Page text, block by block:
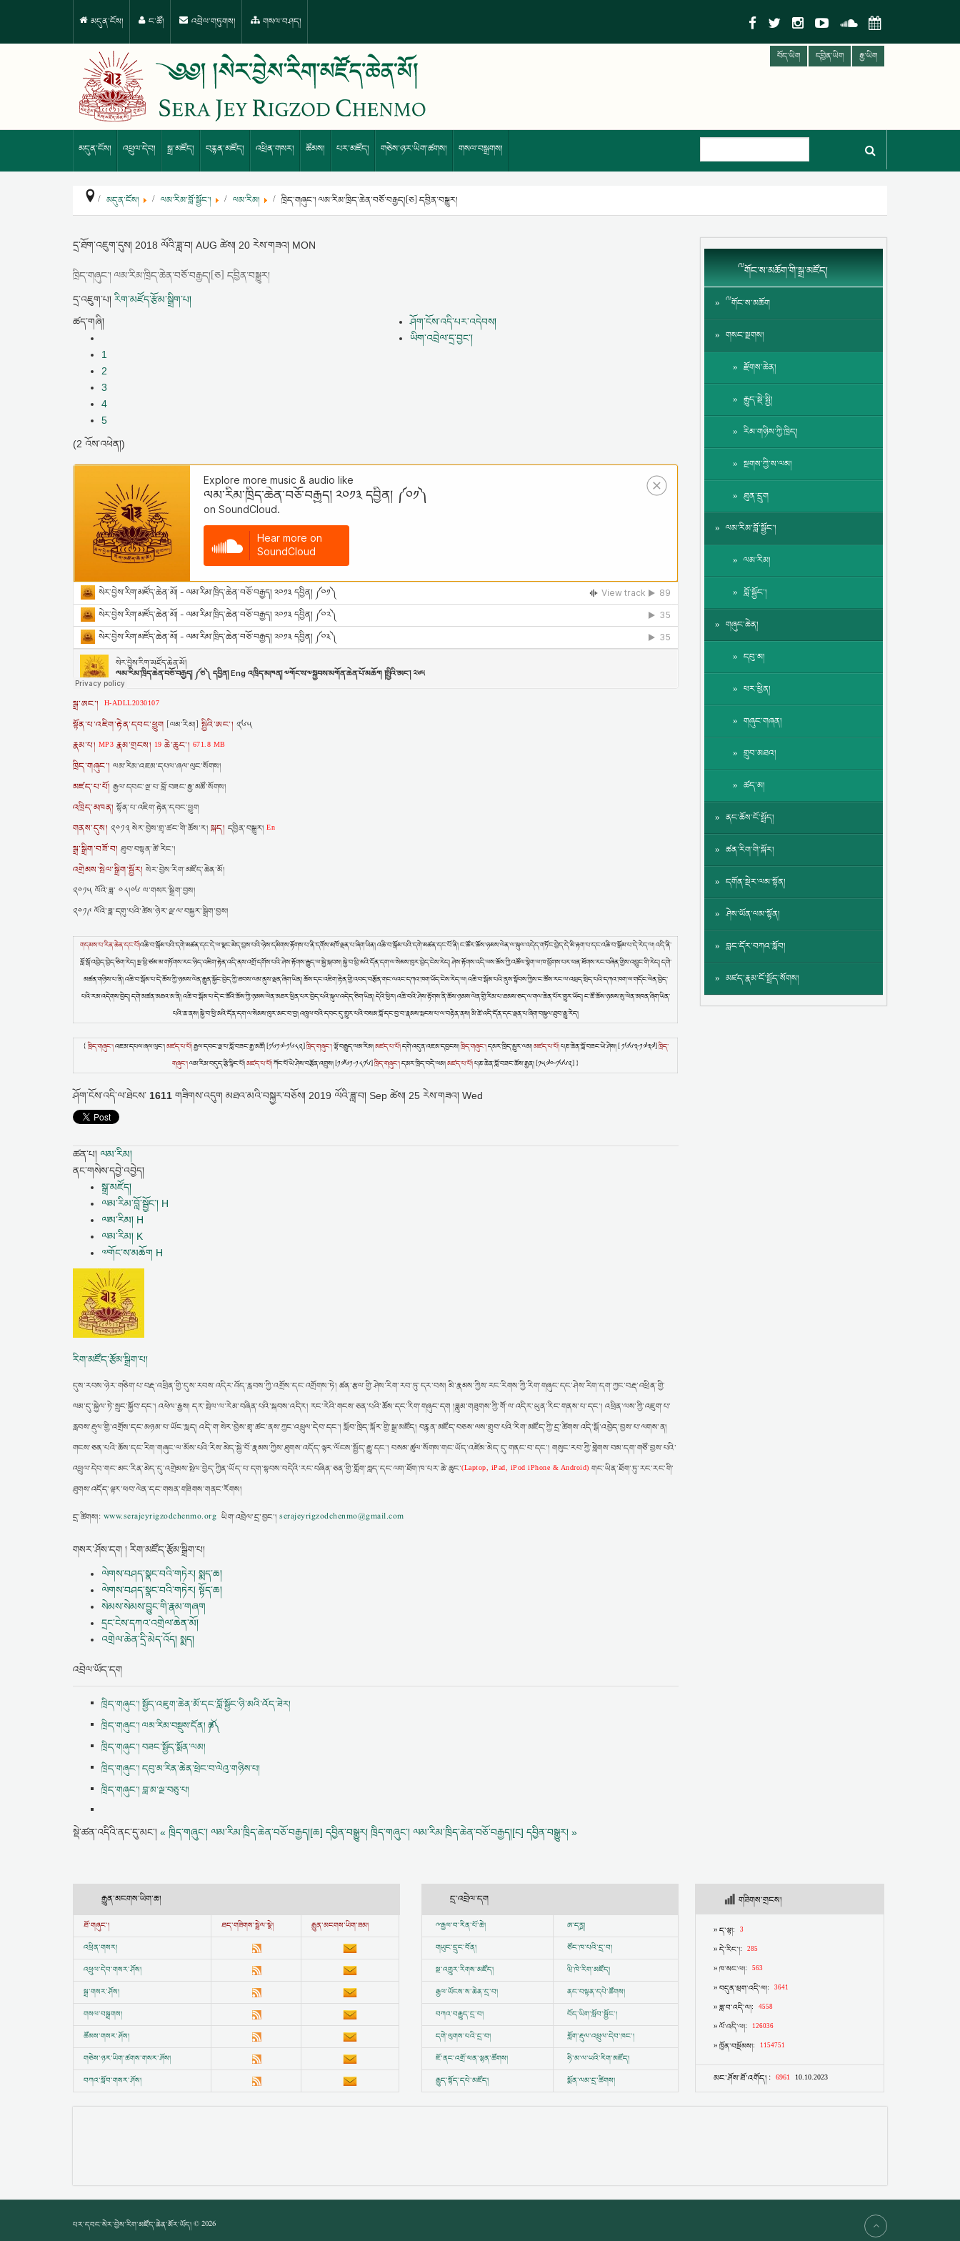
མདུན་ངོས། ང་ཚོ། འབྲེལ་གཏུགས། གསལ་བཤད།
བོད་ཡིག དབྱིན་ཡིག རྒྱ་ཡིག
མདུན་ངོས། འཕྲུལ་དེབ། སྒྲ་མཛོད། བརྙན་མཛོད། འཕྲིན་གསར། ཚོམས། པར་མཛོད། གཅེས་ཉར་ཡིག་ཚགས། གསལ་བསྒྲགས།
མདུན་ངོས། ལམ་རིམ་བློ་སྦྱོང་། ལམ་རིམ། ཁྲིད་གཞུང་། ལམ་རིམ་ཁྲིད་ཆེན་བཅོ་བརྒྱད།[ཅ] དབྱིན་བསྒྱུར།
དྲ་ཐོག་འཇུག་དུས། 2018 ལོའི་ཟླ་བ། AUG ཚེས། 20 རེས་གཟའ། MON
ཁྲིད་གཞུང་། ལམ་རིམ་ཁྲིད་ཆེན་བཅོ་བརྒྱད།[ཅ] དབྱིན་བསྒྱུར།
དྲ་འཇུག་པ། རིག་མཛོད་རྩོམ་སྒྲིག་པ།
ཤོག་ངོས་འདི་པར་འདེབས།
ཡིག་འབྲེལ་དྲ་བྱང་།
ཚད་གཞི།
1
2
3
4
5
(2 འོས་འཕེན།)
སྒྲ་ཨང་། H-ADLL2030107
སྟོན་པ་འཇིག་རྟེན་དབང་ཕྱུག [ལམ་རིམ།] སྤྱིའི་ཨང་། ༢༦༥
རྣམ་པ། MP3 རྣམ་གྲངས། 19 ཆེ་ཆུང་། 671.8 MB
ཁྲིད་གཞུང་། ལམ་རིམ་འཇམ་དཔལ་ཞལ་ལུང་སོགས།
མཛད་པ་པོ། རྒྱལ་དབང་ལྔ་པ་བློ་བཟང་རྒྱ་མཚོ་སོགས།
འཁྲིད་མཁན། སྟོན་པ་འཇིག་རྟེན་དབང་ཕྱུག
གནས་དུས། ༢༠༡༣ སེར་བྱེས་གྲྭ་ཚང་གི་ཆོས་ར། སྐད། དབྱིན་བསྒྱུར།En
སྒྲ་སྒྲིག་བཟོ་བ། ཐུབ་བསྟན་ཚེ་རིང་།
འགྲེམས་སྤེལ་སྒྲིག་སྦྱོར། སེར་བྱེས་རིག་མཛོད་ཆེན་མོ།
༢༠༡༥ ལོའི་ཟླ་ ༠༨།༠༦ ལ་གསར་སྒྲིག་བྱས།
༢༠༡༩ ལོའི་ཟླ་དགུ་པའི་ཚེས་ཉེར་ལྔ་ལ་བསྐྱར་སྒྲིག་བྱས།
གདམས་པ་རིན་ཆེན་དང་པོ།འཆི་བ་སྒོམ་པའི་དགེ་མཚན་དང་དེ་ལ་སྣང་མེད་བྱས་པའི་ཉེས་དམིགས་རྟོགས་པ་ནི་དགོས་མཁོ་ལྡན་པ་ཞིག་ཡིན། འཆི་བ་སྒོམ་པའི་དགེ་མཚན་དང་པོ་ནི། ང་ཚོར་ཆོས་ཉམས་ལེན་ལ་སྐུལ་འདེད་གཏོང་བྱེད་དེ་མི་རྟག་པ་དང་འཆི་བ་སྒོམ་པ་དེ་རེད་ལ། འདི་ནི་
བློ་སྒོ་འབྱེད་བྱེད་ཅིག་རེད། སྔ་ཕྱི་ཙམ་མ་གཏོགས་རང་ཉིད་འཇིག་རྟེན་འདི་ནས་འགྲོ་དགོས་པའི་ཤེས་རྟོགས་རྒྱུད་ལ་སྐྱེ་སྐབས། སྐྱེ་བ་ཕྱི་མའི་དོན་དག་ལ་སེམས་ཁུར་བྱེད་ངེས་རེད། ཤེས་རྟོགས་འདི་ལས་ཆོས་ཀྱི་འཚོལ་སྙེག་ལ་ཁ་ཕྱོགས་པར་ཕན་ཐོགས་རང་བཞིན་གྱིས་འབྱུང་གི་རེད། དགེ་
མཚན་གཉིས་པ་ནི། འཆི་བ་སྒོམ་པ་དེ་ཆོས་ཀྱི་ཉམས་ལེན་རྒྱུན་སྐྱོང་བྱེད་ཀྱི་ཐབས་ལམ་ནུས་ལྡན་ཞིག་ཡིན། ཆོས་དང་འཇིག་རྟེན་གྱི་འབད་བརྩོན་གང་ལའང་དཀའ་ཁག་ཡོད་ངེས་རེད་ལ། འཆི་བ་སྒོམ་པའི་ནུས་སྟོབས་ཀྱིས་ང་ཚོས་རང་ལ་འཕྲད་སྲིད་པའི་དཀའ་ཁག་ལ་གདོང་ལེན་བྱེད་
པའི་རམ་འདེགས་བྱེད། དགེ་མཚན་མཐའ་མ་ནི། འཆི་བ་སྒོམ་པ་དེ་ང་ཚོའི་ཆོས་ཀྱི་ཉམས་ལེན་མཐར་ཕྱིན་པར་བྱེད་པའི་སྐུལ་འདེད་ཅིག་ཡིན། དེའི་ཕྱིར། འཆི་བའི་ཤེས་རྟོགས་ནི་ཆོས་ཉམས་ལེན་གྱི་རིམ་པ་ཐམས་ཅད་ལ་གལ་ཆེན་པོར་གྱུར་ཡོད། ང་ཚོ་ཆོས་ཉམས་སུ་ལེན་མཁན་ཞིག་ཡིན་
པའི་ཆ་ནས། སྐྱེ་བ་ཕྱི་མའི་དོན་དག་ལ་སེམས་ཁུར་མང་བ་བྱ། འཁྲུལ་བའི་དབང་དུ་གྱུར་པའི་བསམ་བློ་དང་བྱ་བ་རྣམས་སྤངས་པ་ལ་བརྟེན་ནས། མི་ཚེ་འདི་དོན་དང་ལྡན་པ་ཞིག་བསྐྱལ་ཐུབ་རྒྱུ་རེད།
{ ཁྲིད་གཞུང་།འཇམ་དཔལ་ཞལ་ལུང་།མཛད་པ་པོ།རྒྱལ་དབང་ལྔ་པ་བློ་བཟང་རྒྱ་མཚོ། [༡༦༡༧-༡༦༨༢]ཁྲིད་གཞུང་།ལྷོ་བརྒྱུད་ལམ་རིམ།མཛད་པ་པོ།དགེ་འདུན་འཇམ་དབྱངས།ཁྲིད་གཞུང་།དམར་ཁྲིད་མྱུར་ལམ།མཛད་པ་པོ།པཎ་ཆེན་བློ་བཟང་ཡེ་ཤེས། [ ༡༦༦༣-༡༧༣༧]ཁྲིད་
གཞུང་།ལམ་རིམ་བདུད་རྩི་སྙིང་པོ།མཛད་པ་པོ།ཀོང་པོ་ཡེ་ཤེས་བརྩོན་འགྲུས། [༡༧༦༡-༡༨༡༦]ཁྲིད་གཞུང་།དམར་ཁྲིད་བདེ་ལམ།མཛད་པ་པོ།པཎ་ཆེན་བློ་བཟང་ཆོས་རྒྱན། [༡༥༧༠-༡༦༦༢] }
ཤོག་ངོས་འདི་ལ་ཐེངས་ 1611 གཟིགས་འདུག མཐའ་མའི་བསྐྱར་བཅོས། 2019 ལོའི་ཟླ་བ། Sep ཚེས། 25 རེས་གཟའ། Wed
ཚན་པ། ལམ་རིམ།
ནང་གསེས་དབྱེ་འབྱེད།
སྒྲ་མཛོད།
ལམ་རིམ་བློ་སྦྱོང་། H
ལམ་རིམ། H
ལམ་རིམ། K
༧གོང་ས་མཆོག H
རིག་མཛོད་རྩོམ་སྒྲིག་པ།
དུས་རབས་ཉེར་གཅིག་པ་བརྡ་འཕྲིན་གྱི་དུས་རབས་འདིར་འོད་རླབས་ཀྱི་འགྲོས་དང་འགྲོགས་ཏེ། ཚན་རྩལ་གྱི་ཤེས་རིག་རབ་ཏུ་དར་བས། མི་རྣམས་ཀྱིས་རང་རིགས་ཀྱི་རིག་གཞུང་དང་ཤེས་རིག་དག་ཀྱང་བརྡ་འཕྲིན་གྱི་
ལམ་དུ་སྐྱེལ་ཏེ་སྲུང་སྐྱོབ་དང་། འཕེལ་རྒྱས། དར་སྤེལ་ལ་རེམ་བཞིན་པའི་སྐབས་འདིར། རང་རེའི་གངས་ཅན་པའི་ཆོས་དང་རིག་གཞུང་དག །ཟླུམ་གཟུགས་ཀྱི་གོ་ལ་འདིར་ཡུན་རིང་གནས་པ་དང་། འཕྲིན་ལས་ཀྱི་འཇུག་པ་
རླབས་རྡུལ་གྱི་འགྲོས་དང་མཉམ་པ་ཡོང་སླད། འདི་ག་སེར་བྱེས་གྲྭ་ཚང་ནས་ཀྱང་འཕྲུལ་དེབ་དང་། སློབ་ཁྲིད་སྐོར་གྱི་སྒྲ་མཛོད། བརྙན་མཛོད་བཅས་ལས་གྲུབ་པའི་རིག་མཛོད་ཀྱི་དྲ་ཚིགས་འདི་སྒོ་འབྱེད་བྱས་པ་ལགས་ན།
གངས་ཅན་པའི་ཆོས་དང་རིག་གཞུང་ལ་མོས་པའི་རིས་མེད་སྐྱེ་བོ་རྣམས་ཀྱིས་ཐུགས་འདོད་ལྟར་ལོངས་སྤྱོད་རྒྱུ་དང་། བསམ་ཚུལ་སོགས་གང་ཡོད་འཛེམ་མེད་དུ་གནང་བ་དང་། གསུང་རབ་ཀྱི་གླེགས་བམ་དག་གཙོ་བྱས་པའི་
འཕྲུལ་དེབ་གང་མང་རིན་མེད་དུ་འགྲེམས་སྤེལ་བྱེད་ཀྱིན་ཡོད་པ་དག་སྟབས་བདེའི་རང་བཞིན་ཅན་གྱི་གློག་ཀླད་དང་ལག་ཐོག་ཁ་པར་ཆེ་ཆུང་(Laptop, iPad, iPod iPhone & Android)གང་ཡིན་ཐོག་ཏུ་རང་རང་གི་
ཐུགས་འདོད་ལྟར་ཕབ་ལེན་དང་གསན་གཟིགས་གནང་རོགས།
དྲ་ཚིགས།: www.serajeyrigzodchenmo.org ཡིག་འབྲེལ་དྲ་བྱང་།serajeyrigzodchenmo@gmail.com
གསར་ཤོས་དག ། རིག་མཛོད་རྩོམ་སྒྲིག་པ།
ལེགས་བཤད་སྣང་བའི་གཏེར། སྨད་ཆ།
ལེགས་བཤད་སྣང་བའི་གཏེར། སྟོད་ཆ།
སེམས་སེམས་བྱུང་གི་རྣམ་གཞག
དྲང་ངེས་དཀའ་འགྲེལ་ཆེན་མོ།
འགྲེལ་ཆེན་དྲི་མེད་འོད། སྨད།
འབྲེལ་ཡོད་དག
ཁྲིད་གཞུང་། སྤྱོད་འཇུག་ཆེན་མོ་དང་བློ་སྦྱོང་ཉི་མའི་འོད་ཟེར།
ཁྲིད་གཞུང་། ལམ་རིམ་བསྡུས་དོན། ༼ཆ༽
ཁྲིད་གཞུང་། བཟང་སྤྱོད་སྨོན་ལམ།
ཁྲིད་གཞུང་། དབུ་མ་རིན་ཆེན་ཕྲེང་བ་ལེའུ་གཉིས་པ།
ཁྲིད་གཞུང་། བླ་མ་ལྔ་བཅུ་པ།
སྡེ་ཚན་འདིའི་ནང་དུ་མང་། « ཁྲིད་གཞུང་། ལམ་རིམ་ཁྲིད་ཆེན་བཅོ་བརྒྱད།[ཆ] དབྱིན་བསྒྱུར། ཁྲིད་གཞུང་། ལམ་རིམ་ཁྲིད་ཆེན་བཅོ་བརྒྱད།[ང] དབྱིན་བསྒྱུར། »
༸གོང་ས་མཆོག་གི་སྒྲ་མཛོད།
༸གོང་ས་མཆོག
གསང་སྔགས།
རྫོགས་ཆེན།
རྒྱུད་སྡེ་སྤྱི།
རིམ་གཉིས་ཀྱི་ཁྲིད།
སྔགས་ཀྱི་ས་ལམ།
ཐུན་དྲུག
ལམ་རིམ་བློ་སྦྱོང་།
ལམ་རིམ།
བློ་སྦྱོང་།
གཞུང་ཆེན།
དབུ་མ།
ཕར་ཕྱིན།
གཞུང་གཞན།
གྲུབ་མཐའ།
ཚད་མ།
ནང་ཆོས་ངོ་སྤྲོད།
ཚན་རིག་གི་སྐོར།
དགོན་སྡེར་ལམ་སྟོན།
ཤེས་ཡོན་ལམ་སྟོན།
བླང་དོར་བཀའ་སློབ།
མཛད་རྣམ་ངོ་སྤྲོད་སོགས།
རྒྱུན་མངགས་ཡིག་ཆ།
ཐོ་གཞུང་། ཐད་གཟིགས་སྦྲེལ་སྣེ།
རྒྱུན་མངགས་ཡིག་ཟམ།
འཕྲིན་གསར།
འཕྲུལ་དེབ་གསར་ཤོས།
སྒྲ་གསར་ཤོས།
གསལ་བསྒྲགས།
ཚོམས་གསར་ཤོས།
གཅེས་ཉར་ཡིག་ཚགས་གསར་ཤོས།
བཀའ་སློབ་གསར་ཤོས།
དྲ་འབྲེལ་དག
ྋརྒྱལ་བ་རིན་པོ་ཆེ།
ཨ་དཪྴ།
གཡུང་དྲུང་བོན།
ཙོང་ཁ་པའི་དྲ་བ།
སྔ་འགྱུར་རིགས་མཛོད།
ཝི་ཁེ་རིག་མཛོད།
རྒྱལ་ཡོངས་ས་ཆེན་དྲ་བ།
ནང་བསྟན་དཔེ་ཚོགས།
བཀའ་བརྒྱུད་དྲ་བ།
བོད་ཡིག་སློབ་སྦྱོང་།
དགེ་ལུགས་པའི་དྲ་བ།
གློག་རྡུལ་འཕྲུལ་དེབ་ཁང་།
ཇོ་ནང་འགྲོ་ཕན་ལྷན་ཚོགས།
ཧི་མ་ལ་ཡའི་རིག་མཛོད།
རྒྱུད་སྟོད་དཔེ་མཛོད།
སྨོན་ལམ་དྲ་ཚིགས།
པར་དབང་སེར་བྱེས་རིག་མཛོད་ཆེན་མོར་ཡོད། © 2026